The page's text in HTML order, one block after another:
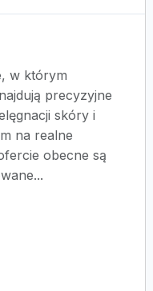
w którym
precyzyjne
skóry i
na realne
obecne są